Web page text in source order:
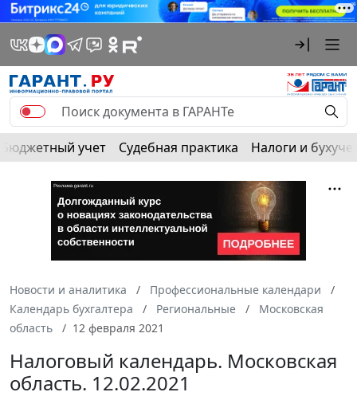
Бюджетный учет Судебная практика Налоги и
Новости и аналитика
Профессиональные календари
Календарь бухгалтера
Региональные
Московская
область
12 февраля 2021
Налоговый календарь. Московская
область. 12.02.2021